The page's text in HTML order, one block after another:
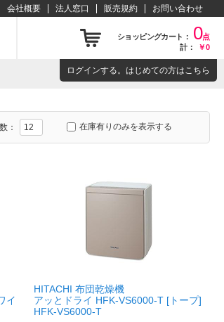
会社概要 法人窓口 販売規約 お問い合わせ
ショッピングカート： 0点
計：
￥0
ログインする。はじめての方はこちら
： 在庫有りのみを表示する
イ
HITACHI 布団乾燥機
アッとドライ HFK-VS6000-T [トープ]
HFK-VS6000-T